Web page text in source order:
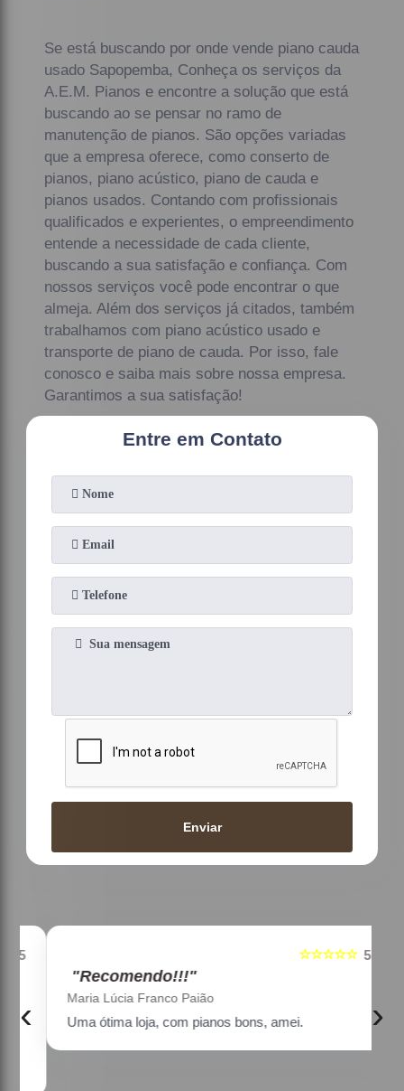
Se está buscando por onde vende piano cauda
usado Sapopemba, Conheça os serviços da
A.E.M. Pianos e encontre a solução que está
buscando ao se pensar no ramo de
manutenção de pianos. São opções variadas
que a empresa oferece, como conserto de
pianos, piano acústico, piano de cauda e
pianos usados. Contando com profissionais
qualificados e experientes, o empreendimento
entende a necessidade de cada cliente,
buscando a sua satisfação e confiança. Com
nossos serviços você pode encontrar o que
almeja. Além dos serviços já citados, também
trabalhamos com piano acústico usado e
transporte de piano de cauda. Por isso, fale
conosco e saiba mais sobre nossa empresa.
Garantimos a sua satisfação!
Entre em Contato
Enviar
5
☆☆☆☆☆
"Recomendo!!!"
Maria Lúcia Franco Paião
Uma ótima loja, com pianos bons, amei.
‹ ›